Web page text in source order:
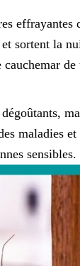
effrayantes
sortent la
maladies et
sensibles.